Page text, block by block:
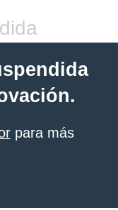
para más